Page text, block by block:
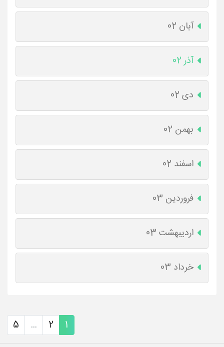
آبان 02
آذر 02
دی 02
بهمن 02
اسفند 02
فروردین 03
اردیبهشت 03
خرداد 03
1
2
...
5